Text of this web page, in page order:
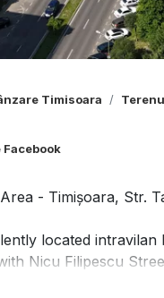
Timisoara
Facebook
- Timișoara, Str.
located
Nicu Filipescu